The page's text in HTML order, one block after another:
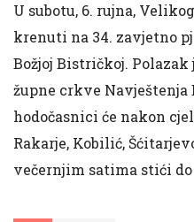
U subotu, 6. rujna,
krenuti na 34. zavjetno
Božjoj Bistričkoj.
župne crkve Navještenja
hodočasnici će nakon
Rakarje, Kobilić,
večernjim satima stići